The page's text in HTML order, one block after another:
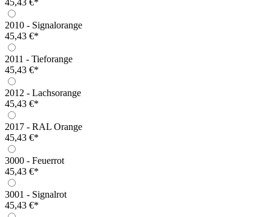
45,43 €*
2010 - Signalorange
45,43 €*
2011 - Tieforange
45,43 €*
2012 - Lachsorange
45,43 €*
2017 - RAL Orange
45,43 €*
3000 - Feuerrot
45,43 €*
3001 - Signalrot
45,43 €*